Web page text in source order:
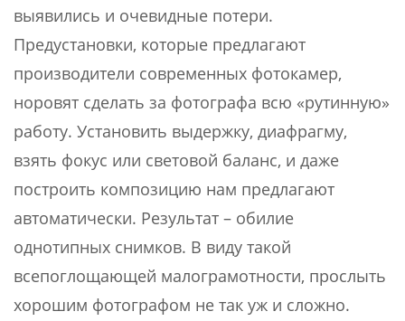
выявились и очевидные потери.
Предустановки, которые предлагают
производители современных фотокамер,
норовят сделать за фотографа всю «рутинную»
работу. Установить выдержку, диафрагму,
взять фокус или световой баланс, и даже
построить композицию нам предлагают
автоматически. Результат – обилие
однотипных снимков. В виду такой
всепоглощающей малограмотности, прослыть
хорошим фотографом не так уж и сложно.